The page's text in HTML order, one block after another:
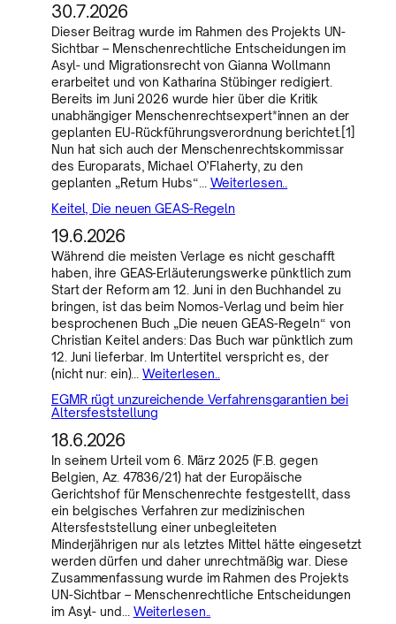
30.7.2026
Dieser Beitrag wurde im Rahmen des Projekts UN-
Sichtbar – Menschenrechtliche Entscheidungen im
Asyl- und Migrationsrecht von Gianna Wollmann
erarbeitet und von Katharina Stübinger redigiert.
Bereits im Juni 2026 wurde hier über die Kritik
unabhängiger Menschenrechtsexpert*innen an der
geplanten EU-Rückführungsverordnung berichtet.[1]
Nun hat sich auch der Menschenrechtskommissar
des Europarats, Michael O’Flaherty, zu den
geplanten „Return Hubs“… Weiterlesen..
Keitel, Die neuen GEAS-Regeln
19.6.2026
Während die meisten Verlage es nicht geschafft
haben, ihre GEAS-Erläuterungswerke pünktlich zum
Start der Reform am 12. Juni in den Buchhandel zu
bringen, ist das beim Nomos-Verlag und beim hier
besprochenen Buch „Die neuen GEAS-Regeln“ von
Christian Keitel anders: Das Buch war pünktlich zum
12. Juni lieferbar. Im Untertitel verspricht es, der
(nicht nur: ein)…Weiterlesen..
EGMR rügt unzureichende Verfahrensgarantien bei
Altersfeststellung
18.6.2026
In seinem Urteil vom 6. März 2025 (F.B. gegen
Belgien, Az. 47836/21) hat der Europäische
Gerichtshof für Menschenrechte festgestellt, dass
ein belgisches Verfahren zur medizinischen
Altersfeststellung einer unbegleiteten
Minderjährigen nur als letztes Mittel hätte eingesetzt
werden dürfen und daher unrechtmäßig war. Diese
Zusammenfassung wurde im Rahmen des Projekts
UN-Sichtbar – Menschenrechtliche Entscheidungen
im Asyl- und… Weiterlesen..